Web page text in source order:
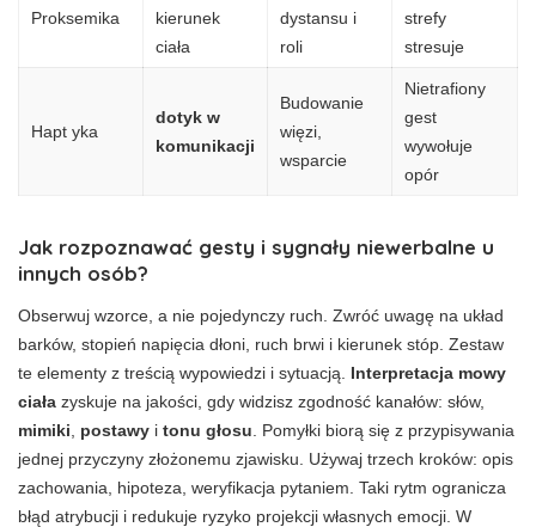
Proksemika
kierunek
ciała
dystansu i
roli
strefy
stresuje
Hapt yka
dotyk w
komunikacji
Budowanie
więzi,
wsparcie
Nietrafiony
gest
wywołuje
opór
Jak rozpoznawać gesty i sygnały niewerbalne u
innych osób?
Obserwuj wzorce, a nie pojedynczy ruch. Zwróć uwagę na układ
barków, stopień napięcia dłoni, ruch brwi i kierunek stóp. Zestaw
te elementy z treścią wypowiedzi i sytuacją. Interpretacja mowy
ciała zyskuje na jakości, gdy widzisz zgodność kanałów: słów,
mimiki
postawy i tonu głosu . Pomyłki biorą się z przypisywania
jednej przyczyny złożonemu zjawisku. Używaj trzech kroków: opis
zachowania, hipoteza, weryfikacja pytaniem. Taki rytm ogranicza
błąd atrybucji i redukuje ryzyko projekcji własnych emocji. W